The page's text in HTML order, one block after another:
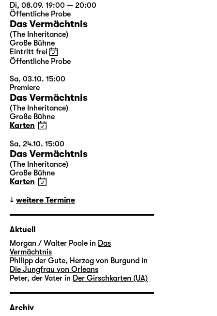
Di, 08.09. 19:00 — 20:00
Öffentliche Probe
Das Vermächtnis
(The Inheritance)
Große Bühne
Eintritt frei
Öffentliche Probe
Sa, 03.10. 15:00
Premiere
Das Vermächtnis
(The Inheritance)
Große Bühne
Karten
Sa, 24.10. 15:00
Das Vermächtnis
(The Inheritance)
Große Bühne
Karten
weitere Termine
Aktuell
Morgan / Walter Poole in Das
Vermächtnis
Philipp der Gute, Herzog von Burgund in
Die Jungfrau von Orleans
Peter, der Vater in Der Girschkarten (UA)
Archiv